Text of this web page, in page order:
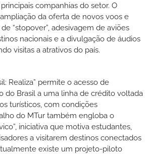
companhias do setor. O
da oferta de novos voos e
“stopover”, adesivagem de aviões
nacionais e a divulgação de áudios
visitas a atrativos do país.
Realiza” permite o acesso de
do Brasil a uma linha de crédito voltada
turísticos, com condições
do MTur também engloba o
iniciativa que motiva estudantes,
a visitarem destinos conectados
existe um projeto-piloto